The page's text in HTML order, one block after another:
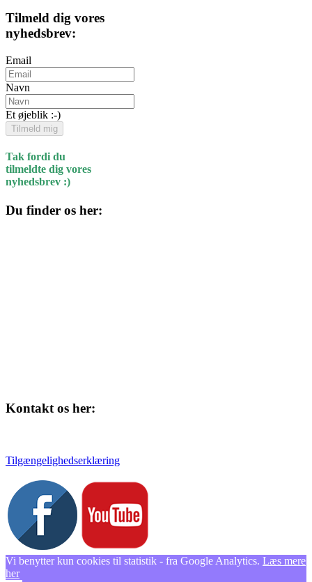
Tilmeld dig vores
nyhedsbrev:
Email
Navn
Et øjeblik :-)
Tilmeld mig
Tak fordi du
tilmeldte dig vores
nyhedsbrev :)
Du finder os her:
Kontakt os her:
Tilgængelighedserklæring
Vi benytter kun cookies til statistik - fra Google Analytics. Læs mere
her